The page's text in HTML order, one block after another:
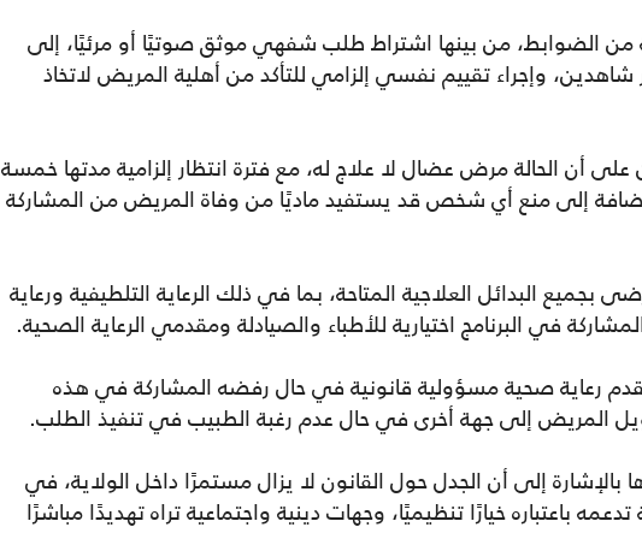
الضوابط، من بينها اشتراط طلب شفهي موثق صوتيًا أو مرئيًا، إلى
وإجراء تقييم نفسي إلزامي للتأكد من أهلية المريض لاتخاذ
على أن الحالة مرض عضال لا علاج له، مع فترة انتظار إلزامية مدتها خمسة
إلى منع أي شخص قد يستفيد ماديًا من وفاة المريض من المشاركة
بجميع البدائل العلاجية المتاحة، بما في ذلك الرعاية التلطيفية ورعاية
في البرنامج اختيارية للأطباء والصيادلة ومقدمي الرعاية الصحية.
رعاية صحية مسؤولية قانونية في حال رفضه المشاركة في هذه
المريض إلى جهة أخرى في حال عدم رغبة الطبيب في تنفيذ الطلب.
إلى أن الجدل حول القانون لا يزال مستمرًا داخل الولاية، في
باعتباره خيارًا تنظيميًا، وجهات دينية واجتماعية تراه تهديدًا مباشرًا